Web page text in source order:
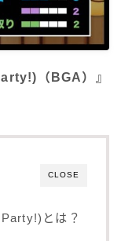
（BGA）』
CLOSE
とは？